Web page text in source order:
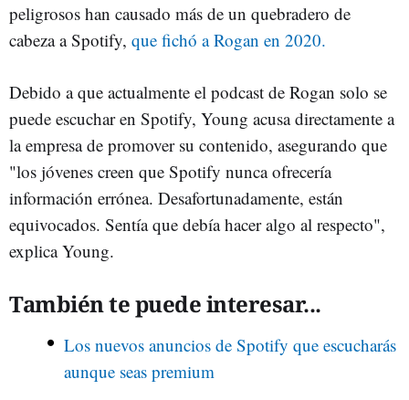
peligrosos han causado más de un quebradero de
cabeza a Spotify, que fichó a Rogan en 2020.
Debido a que actualmente el podcast de Rogan solo se
puede escuchar en Spotify, Young acusa directamente a
la empresa de promover su contenido, asegurando que
"los jóvenes creen que Spotify nunca ofrecería
información errónea. Desafortunadamente, están
equivocados. Sentía que debía hacer algo al respecto",
explica Young.
También te puede interesar...
Los nuevos anuncios de Spotify que escucharás
aunque seas premium